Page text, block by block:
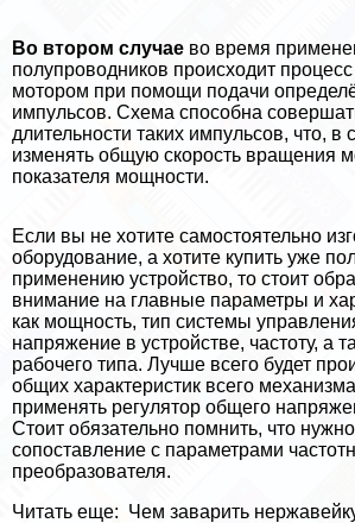
Во втором случае во время
полупроводников происходит
мотором при помощи подачи
импульсов. Схема способна
длительности таких импульсов, что, в
изменять общую скорость вращения
показателя мощности.
Если вы не хотите самостоятельно
оборудование, а хотите купить уже
применению устройство, то стоит
внимание на главные параметры и
как мощность, тип системы
напряжение в устройстве, частоту, а
рабочего типа. Лучше всего будет
общих хаpaктеристик всего
применять регулятор общего
Стоит обязательно помнить, что
сопоставление с параметрами
преобразователя.
Читать еще: Чем заварить